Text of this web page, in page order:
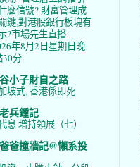
麼信號? 財富管理成
鍵,對港股銀行板塊有
?市場先生直播
年8月2日星期日晚
30分
小子財自之路
坡式, 香港係即死
兵鍾記
息 增持領展（七）
爸撞牆記@懶系投